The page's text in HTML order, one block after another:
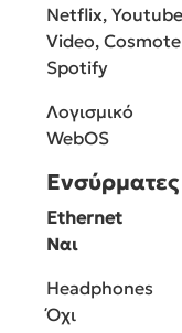
Netflix,
Video,
Spotify
Λογισμικό
WebOS
Ενσύρματες
Ethernet
Ναι
Headphones
Όχι